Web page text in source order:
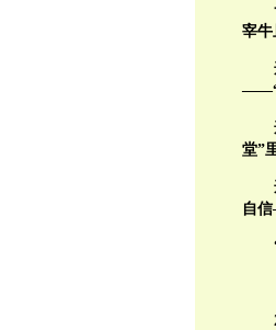
宰牛
——“
堂”
自